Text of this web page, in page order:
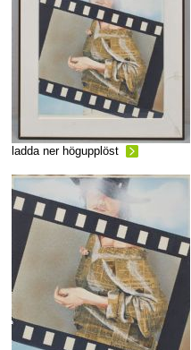
ladda ner högupplöst